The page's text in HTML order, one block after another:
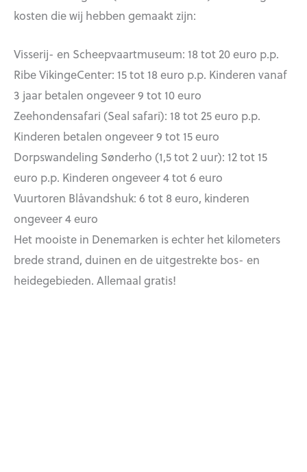
kosten die wij hebben gemaakt zijn:
Visserij- en Scheepvaartmuseum: 18 tot 20 euro p.p.
Ribe VikingeCenter: 15 tot 18 euro p.p. Kinderen vanaf
3 jaar betalen ongeveer 9 tot 10 euro
Zeehondensafari (Seal safari): 18 tot 25 euro p.p.
Kinderen betalen ongeveer 9 tot 15 euro
Dorpswandeling Sønderho (1,5 tot 2 uur): 12 tot 15
euro p.p. Kinderen ongeveer 4 tot 6 euro
Vuurtoren Blåvandshuk: 6 tot 8 euro, kinderen
ongeveer 4 euro
Het mooiste in Denemarken is echter het kilometers
brede strand, duinen en de uitgestrekte bos- en
heidegebieden. Allemaal gratis!